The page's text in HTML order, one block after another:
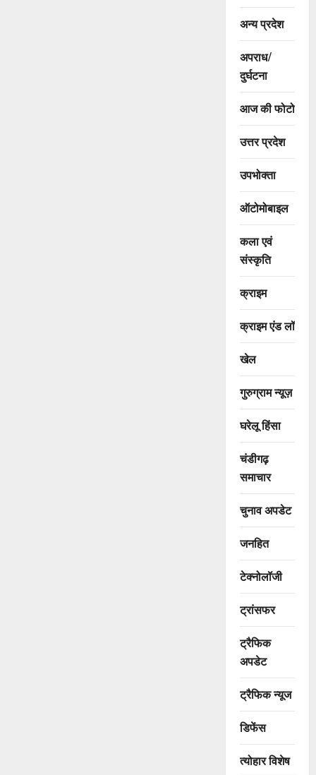
अन्य प्रदेश
अपराध/
दुर्घटना
आज की फोटो
उत्तर प्रदेश
उपभोक्ता
ऑटोमोबाइल
कला एवं
संस्कृति
क्राइम
क्राइम एंड लॉ
खेल
गुरुग्राम न्यूज़
घरेलू हिंसा
चंडीगढ़
समाचार
चुनाव अपडेट
जनहित
टेक्नोलॉजी
ट्रांसफर
ट्रैफिक
अपडेट
ट्रैफिक न्यूज
डिफेंस
त्योहार विशेष